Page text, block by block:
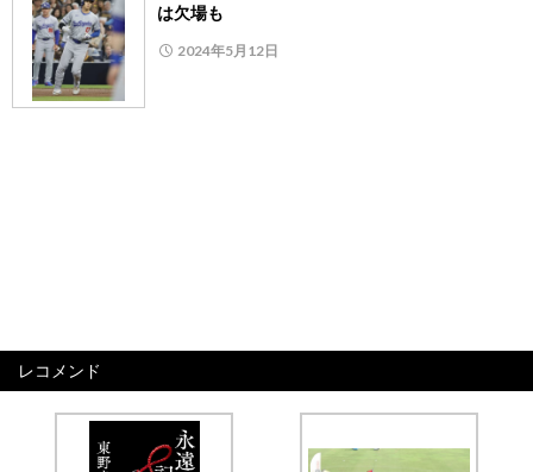
は欠場も
2024年5月12日
レコメンド